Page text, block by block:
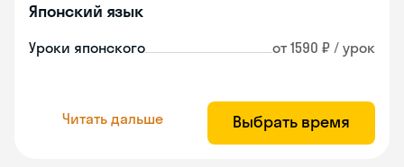
Японский язык
Уроки японского от 1590 ₽ / урок
Читать дальше Выбрать время